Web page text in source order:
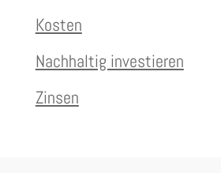
Kosten
Nachhaltig investieren
Zinsen